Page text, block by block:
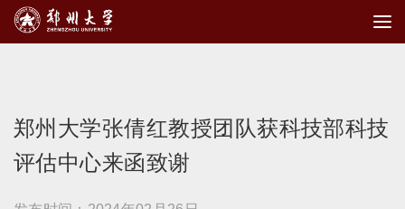
郑州大学张倩红教授团队获科技部科技
评估中心来函致谢